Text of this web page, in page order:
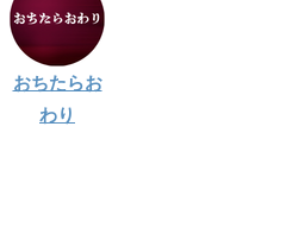
おちたらお
わり